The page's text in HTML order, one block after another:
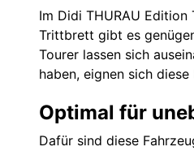
Im Didi THURAU
Trittbrett gibt es
Tourer lassen sich
haben, eignen sich
Optimal für
Dafür sind diese